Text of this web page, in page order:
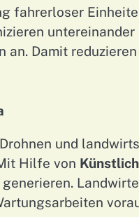
fahrerloser
an. Damit
und
Hilfe von